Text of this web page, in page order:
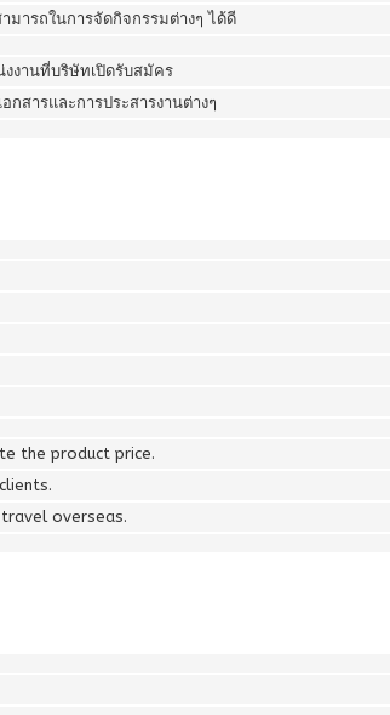
ารถในการจัดกิจกรรมต่างๆ ได้ดี
งานที่บริษัทเปิดรับสมัคร
สารและการประสารงานต่างๆ
the product price.
overseas.